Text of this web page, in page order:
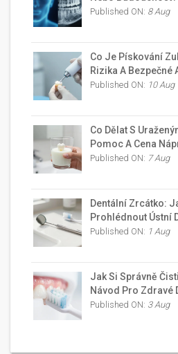
Published ON: 8 Aug
Co Je Pískování
Rizika A Bezpečné
Published ON: 10 Aug
Co Dělat S
Pomoc A Cena
Published ON: 7 Aug
Dentální Zrcátko:
Prohlédnout Ústní
Published ON: 1 Aug
Jak Si Správně
Návod Pro Zdravé
Published ON: 3 Aug